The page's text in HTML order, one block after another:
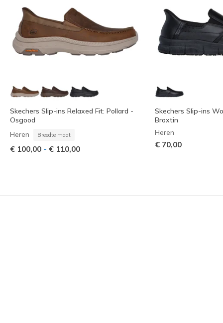
Skechers Slip-ins Relaxed Fit: Pollard -
Osgood
Heren Breedte maat
€ 100,00 - € 110,00
Skechers Slip-ins
Broxtin
Heren
€ 70,00